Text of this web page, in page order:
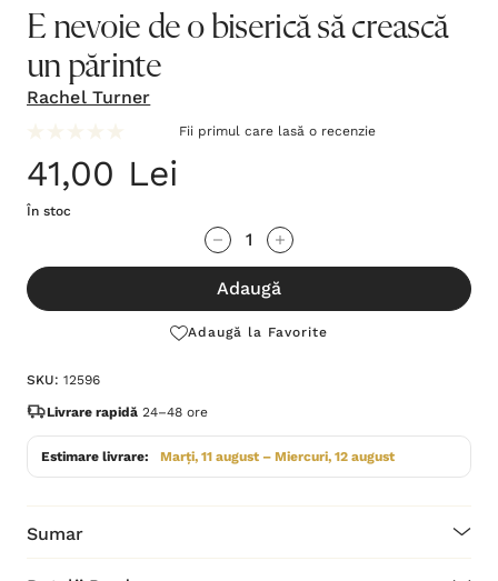
E nevoie de o biserică să crească
un părinte
Rachel Turner
Fii primul care lasă o recenzie
41,00 Lei
În stoc
te!
Stocul
Adaugă
Adaugă la Favorite
SKU: 12596
Livrare rapidă 24–48 ore
Estimare livrare: Marți, 11 august – Miercuri, 12 august
Sumar